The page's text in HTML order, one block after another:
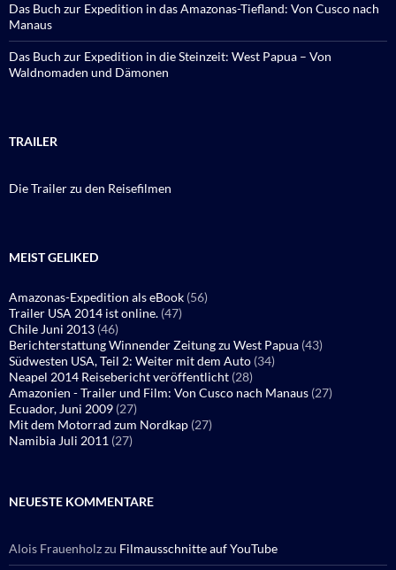
Das Buch zur Expedition in das Amazonas-Tiefland: Von Cusco nach
Manaus
Das Buch zur Expedition in die Steinzeit: West Papua – Von
Waldnomaden und Dämonen
TRAILER
Die Trailer zu den Reisefilmen
MEIST GELIKED
Amazonas-Expedition als eBook (56)
Trailer USA 2014 ist online. (47)
Chile Juni 2013 (46)
Berichterstattung Winnender Zeitung zu West Papua (43)
Südwesten USA, Teil 2: Weiter mit dem Auto (34)
Neapel 2014 Reisebericht veröffentlicht (28)
Amazonien - Trailer und Film: Von Cusco nach Manaus (27)
Ecuador, Juni 2009 (27)
Mit dem Motorrad zum Nordkap (27)
Namibia Juli 2011 (27)
NEUESTE KOMMENTARE
Alois Frauenholzzu Filmausschnitte auf YouTube